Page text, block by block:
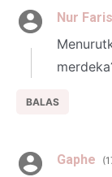
Nur
BALAS
Gaphe